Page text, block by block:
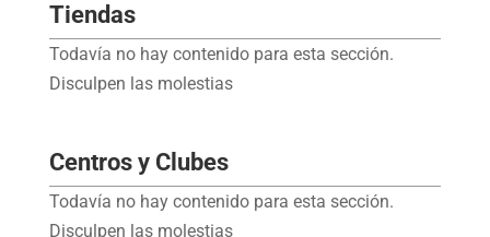
Tiendas
Todavía no hay contenido para esta sección.
Disculpen las molestias
Centros y Clubes
Todavía no hay contenido para esta sección.
Disculpen las molestias